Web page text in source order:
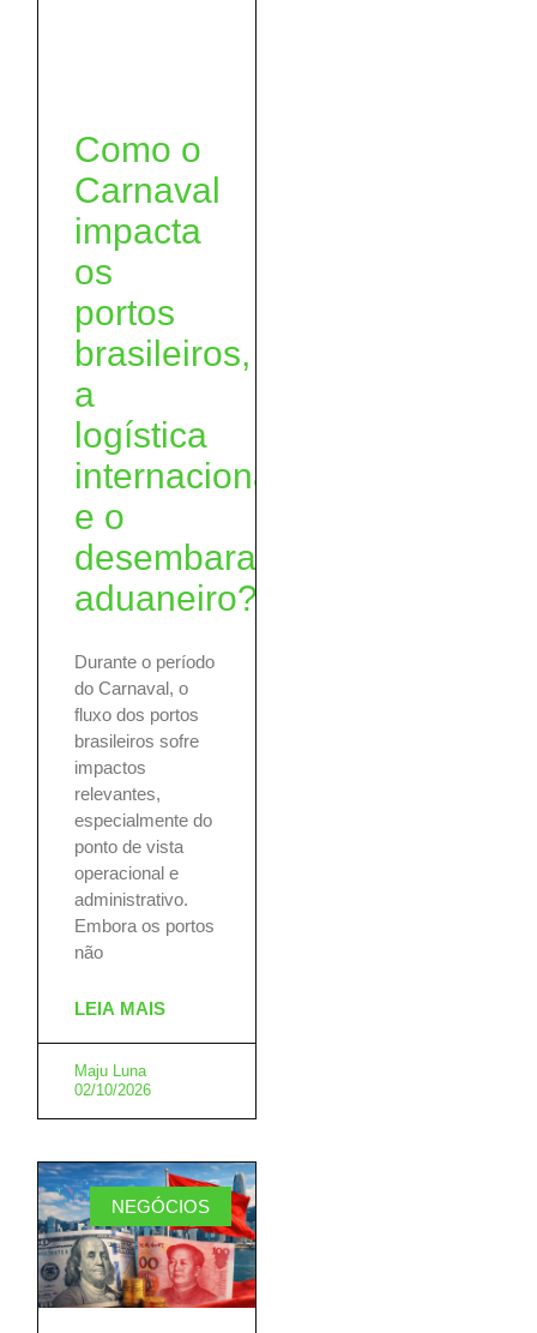
Como o
Carnaval
impacta
os
portos
brasileiros,
a
logística
internacional
e o
desembaraço
aduaneiro?
Durante o período
do Carnaval, o
fluxo dos portos
brasileiros sofre
impactos
relevantes,
especialmente do
ponto de vista
operacional e
administrativo.
Embora os portos
não
LEIA MAIS
Maju Luna
02/10/2026
NEGÓCIOS